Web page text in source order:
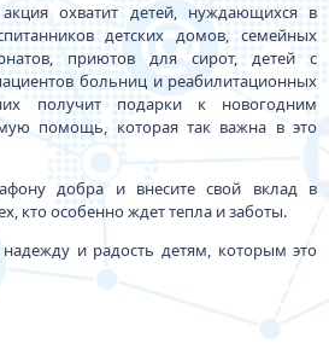
охватит детей, нуждающихся в
детских домов, семейных
приютов для сирот, детей с
больниц и реабилитационных
получит подарки к новогодним
помощь, которая так важна в это
добра и внесите свой вклад в
кто особенно ждет тепла и заботы.
и радость детям, которым это